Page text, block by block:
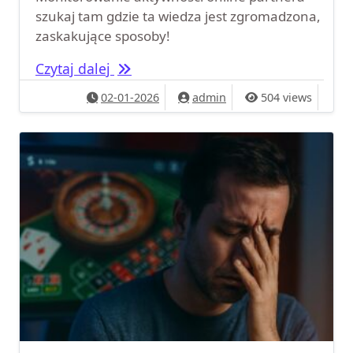
szukaj tam gdzie ta wiedza jest zgromadzona,
zaskakujące sposoby!
Czytaj dalej Monitorowanie aktywności online
02-01-2026 admin 504 views